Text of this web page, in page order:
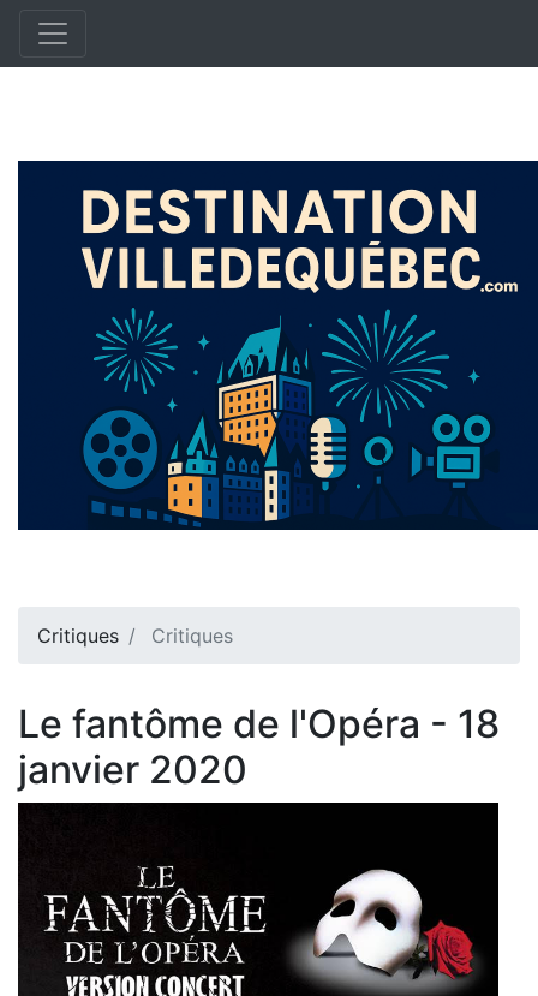
Critiques Critiques
Le fantôme de l'Opéra - 18
janvier 2020